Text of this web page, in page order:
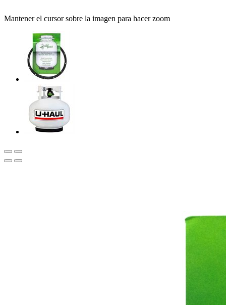
Mantener el cursor sobre la imagen para hacer zoom